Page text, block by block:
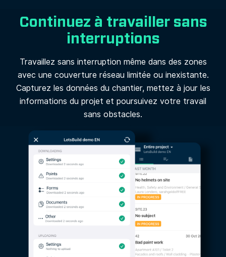
Continuez à travailler sans
interruptions
Travaillez sans interruption même dans des zones
avec une couverture réseau limitée ou inexistante.
Capturez les données du chantier, mettez à jour les
informations du projet et poursuivez votre travail
sans obstacles.